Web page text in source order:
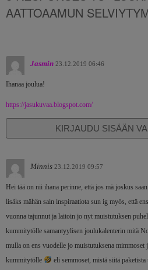
AATTOAAMUN
Jasmin 23.12.2019 06:46
Ihanaa joulua!
https://jasukuvaa.blogspot.com/
KIRJAUDU SISÄÄN
Minnis 23.12.2019 09:57
Hei tää on nii ihana perinne, että jos mä joskus
lisäks mähän sain inspiraatiota sun ig myös, että
vuonna tajunnut ja laitoin jo nyt muistutuksen
kummitytölle samantyylisen joulukalenterin mitä
mulla on ens vuodelle jo muistutuksena mimmoset
kummitytölle
eli semmoset, mistä siitä